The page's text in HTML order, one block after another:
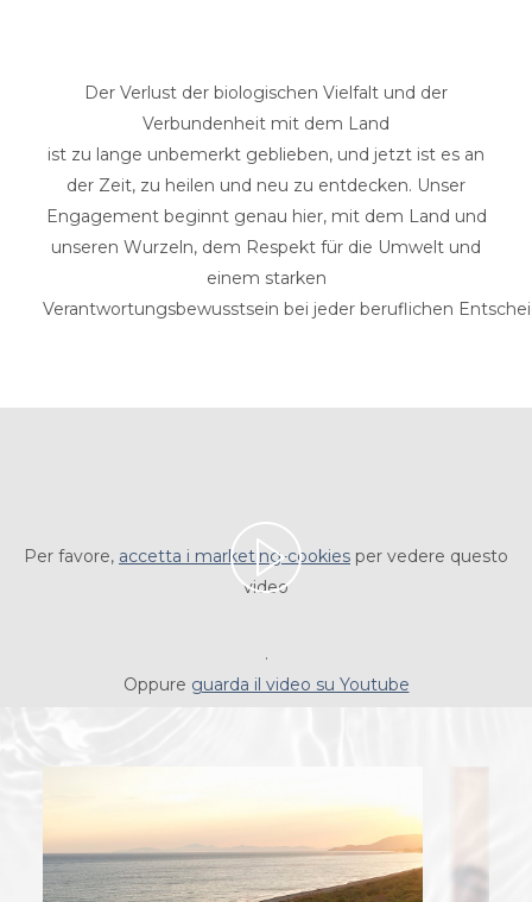
Der Verlust der biologischen Vielfalt und der
Verbundenheit mit dem Land
ist zu lange unbemerkt geblieben, und jetzt ist es an
der Zeit, zu heilen und neu zu entdecken. Unser
Engagement beginnt genau hier, mit dem Land und
unseren Wurzeln, dem Respekt für die Umwelt und
einem starken
Verantwortungsbewusstsein bei jeder beruflichen
Per favore, accetta i marketing-cookies per vedere questo
video
.
Oppure guarda il video su Youtube